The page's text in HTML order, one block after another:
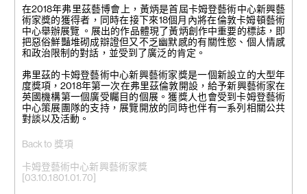
Back to 獎項
卡姆登藝術中心新興藝術家獎
[03.10.1801.01.70]
在2018年弗里茲藝博會上，黃炳是首屆卡姆登藝術中心新興藝
術家獎的獲得者，同時在接下來18個月內將在倫敦卡姆頓藝術
中心舉辦展覽 。展出的作品體現了黃炳創作中重要的標誌，即
把惡俗鮮豔堆砌成辯證但又不乏幽默感的有關性慾、個人情感
和政治限制的對話，並受到了廣泛的肯定。
弗里茲的卡姆登藝術中心新興藝術家獎是一個新設立的大型年
度獎項，2018年第一次在弗里茲倫敦開設，給予新興藝術家在
英國機構第一個廣受矚目的個展。獲獎人也會受到卡姆登藝術
中心策展團隊的支持，展覽開放的同時也伴有一系列相關公共
對談以及活動。
2018
3D打印浮雕
畫
40 x 62 x 14
cm
架未能及時於
日出時雞啼而
感到內疚》
2018
3D 打印浮雕
畫
50 x 64 x 12
cm
職裸體寫生模
特兒》 2018
3D 打印浮雕
畫
41 x 38 x 17 cm
職出租身體讓
鋼管跳樹舞》
2018
3D 打印浮雕
畫